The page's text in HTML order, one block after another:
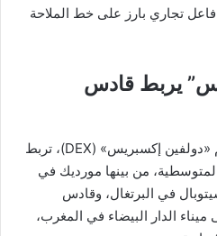
تجاري بارز على خط الملاحة
يربط قادس
الخدمة الجديدة، المعروفة باسم «دولفين إكسبريس» (DEX)، تربط
من بينها مورديك في
في البرتغال، وقادس
الدار البيضاء في المغرب،